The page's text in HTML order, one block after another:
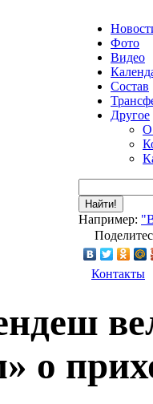
Фото
Видео
Состав
Другое
О
Найти!
Например:
Контакты
о